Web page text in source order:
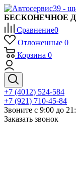
БЕСКОНЕЧНОЕ
Сравнение0
Отложенные 0
Корзина 0
+7 (4012) 524-584
+7 (921) 710-45-84
Звоните с 9:00 до
Заказать звонок